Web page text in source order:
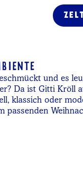
und es
Da ist Gitti Kröll
klassich oder
passenden